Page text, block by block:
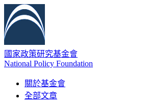
國家政策研究基金會
National Policy Foundation
關於基金會
全部文章